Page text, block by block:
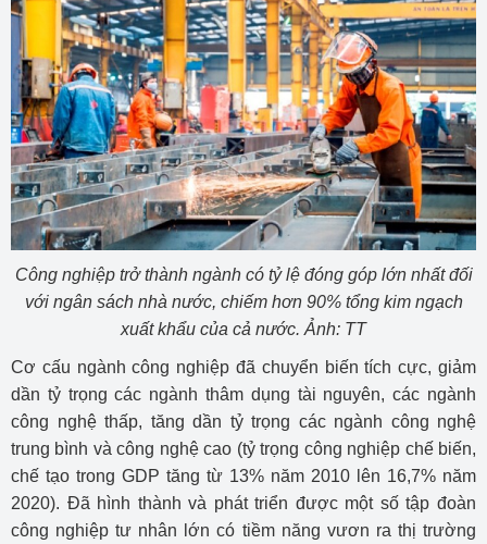
Công nghiệp trở thành ngành có tỷ lệ đóng góp lớn nhất đối
với ngân sách nhà nước, chiếm hơn 90% tổng kim ngạch
xuất khẩu của cả nước. Ảnh: TT
Cơ cấu ngành công nghiệp đã chuyển biến tích cực, giảm
dần tỷ trọng các ngành thâm dụng tài nguyên, các ngành
công nghệ thấp, tăng dần tỷ trọng các ngành công nghệ
trung bình và công nghệ cao (tỷ trọng công nghiệp chế biến,
chế tạo trong GDP tăng từ 13% năm 2010 lên 16,7% năm
2020). Đã hình thành và phát triển được một số tập đoàn
công nghiệp tư nhân lớn có tiềm năng vươn ra thị trường